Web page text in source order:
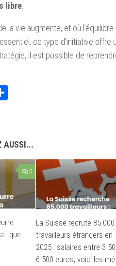
libre
la vie augmente, et où
ce type d’initiative offre
il est possible de
AUSSI...
0
: que
La Suisse recrute 85 000
travailleurs étrangers en
2025 : salaires entre 3
6 500 euros, voici les